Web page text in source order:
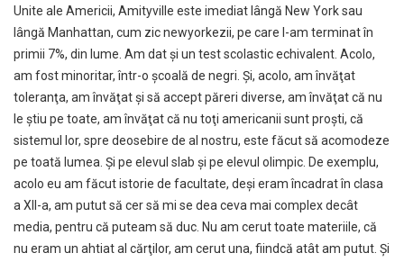
Unite ale Americii, Amityville este imediat lângă New York sau
lângă Manhattan, cum zic newyorkezii, pe care l-am terminat în
primii 7%, din lume. Am dat şi un test scolastic echivalent. Acolo,
am fost minoritar, într-o şcoală de negri. Şi, acolo, am învăţat
toleranţa, am învăţat şi să accept păreri diverse, am învăţat că nu
le ştiu pe toate, am învăţat că nu toţi americanii sunt proşti, că
sistemul lor, spre deosebire de al nostru, este făcut să acomodeze
pe toată lumea. Şi pe elevul slab şi pe elevul olimpic. De exemplu,
acolo eu am făcut istorie de facultate, deşi eram încadrat în clasa
a XII-a, am putut să cer să mi se dea ceva mai complex decât
media, pentru că puteam să duc. Nu am cerut toate materiile, că
nu eram un ahtiat al cărţilor, am cerut una, fiindcă atât am putut. Şi